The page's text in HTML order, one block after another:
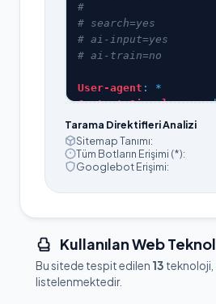
#
User-agent
Content-Signal:
Disallow
Disallow
Disallow
: /premium
Allow
Allow
: /llms.txt
Tarama Direktifleri Analizi
Sitemap Tanımı:
Tüm Botların Erişimi (*):
Googlebot Erişimi:
Kullanılan Web
Bu sitede tespit edilen 13 teknoloji,
listelenmektedir.